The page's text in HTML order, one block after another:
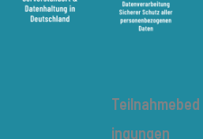
Teilnahmebed
ingungen